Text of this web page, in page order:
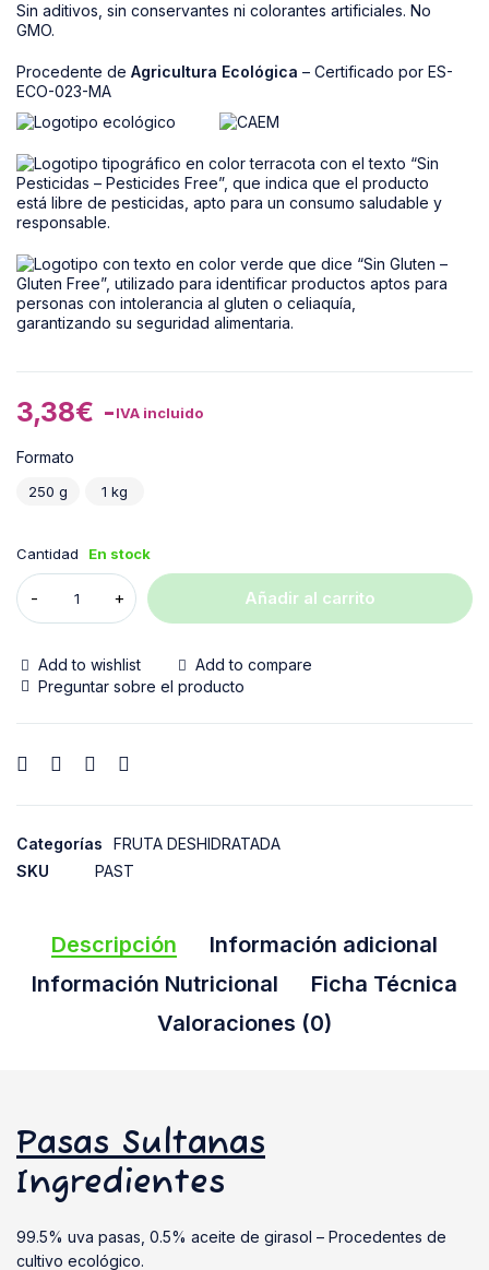
Sin aditivos, sin conservantes ni colorantes artificiales. No
GMO.
Procedente de Agricultura Ecológica – Certificado por ES-
ECO-023-MA
3,38€ -IVA incluido
Formato
250 g 1 kg
Cantidad En stock
Añadir al carrito
Add to wishlist
Add to compare
Preguntar sobre el producto
Categorías
FRUTA DESHIDRATADA
SKU
PAST
Descripción
Información adicional
Información Nutricional
Ficha Técnica
Valoraciones (0)
Pasas Sultanas
Ingredientes
99.5% uva pasas, 0.5% aceite de girasol – Procedentes de
cultivo ecológico.